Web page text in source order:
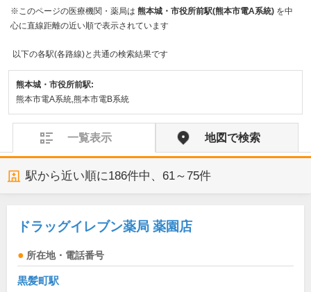
※このページの医療機関・薬局は 熊本城・市役所前駅(熊本市電A系統) を中
心に直線距離の近い順で表示されています
以下の各駅(各路線)と共通の検索結果です
熊本城・市役所前駅:
熊本市電A系統,熊本市電B系統
一覧表示 地図で検索
駅から近い順に186件中、 61～75件
ドラッグイレブン薬局 薬園店
所在地・電話番号
黒髪町駅